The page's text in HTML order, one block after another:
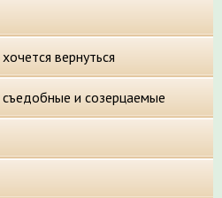
вернуться
съедобные и созерцаемые